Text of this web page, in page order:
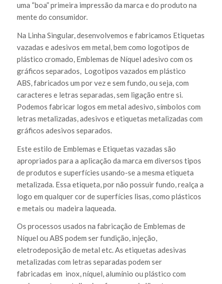
uma “boa” primeira impressão da marca e do produto na
mente do consumidor.
Na Linha Singular, desenvolvemos e fabricamos Etiquetas
vazadas e adesivos em metal, bem como logotipos de
plástico cromado, Emblemas de Níquel adesivo com os
gráficos separados, Logotipos vazados em plástico
ABS, fabricados um por vez e sem fundo, ou seja, com
caracteres e letras separadas, sem ligação entre si.
Podemos fabricar logos em metal adesivo, símbolos com
letras metalizadas, adesivos e etiquetas metalizadas com
gráficos adesivos separados.
Este estilo de Emblemas e Etiquetas vazadas são
apropriados para a aplicação da marca em diversos tipos
de produtos e superfícies usando-se a mesma etiqueta
metalizada. Essa etiqueta, por não possuir fundo, realça a
logo em qualquer cor de superfícies lisas, como plásticos
e metais ou madeira laqueada.
Os processos usados na fabricação de Emblemas de
Níquel ou ABS podem ser fundição, injeção,
eletrodeposição de metal etc. As etiquetas adesivas
metalizadas com letras separadas podem ser
fabricadas em inox, níquel, alumínio ou plástico com